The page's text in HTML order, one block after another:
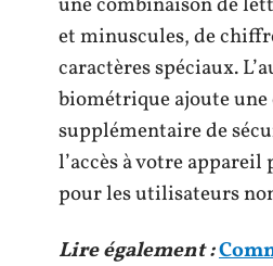
et minuscules, de
caractères spéciaux.
biométrique ajoute une
supplémentaire de
l’accès à votre
pour les utilisateurs
Lire également :